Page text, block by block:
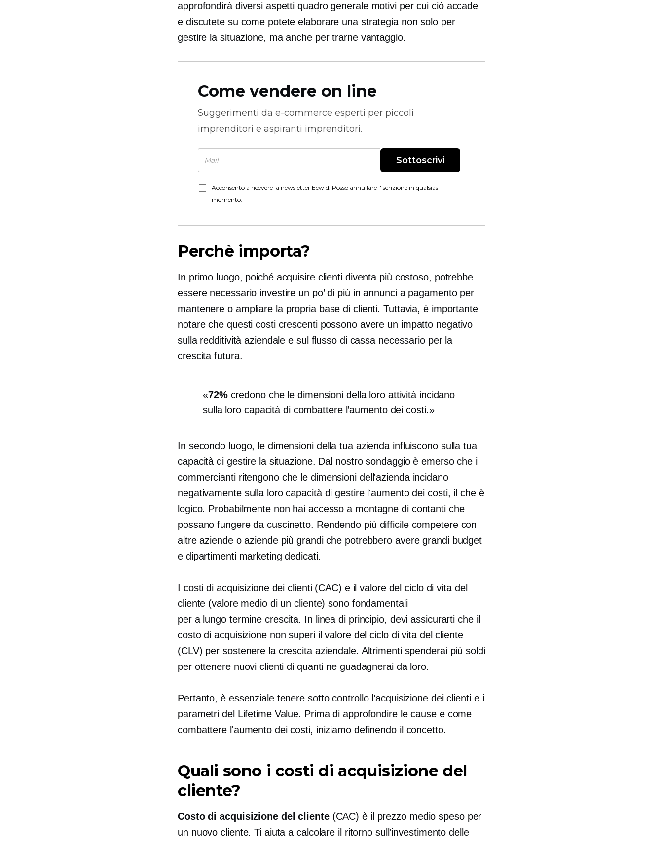
approfondirà diversi aspettiquadro generalemotivi per cui ciò accade
e discutete su come potete elaborare una strategia non solo per
gestire la situazione, ma anche per trarne vantaggio.
Come vendere on line
Suggerimenti da e-commerce esperti per piccoli
imprenditori e aspiranti imprenditori.
Sottoscrivi
Acconsento a ricevere la newsletter Ecwid. Posso annullare l'iscrizione in qualsiasi
momento.
Perchè importa?
In primo luogo, poiché acquisire clienti diventa più costoso, potrebbe
essere necessario investire un po’ di più in annunci a pagamento per
mantenere o ampliare la propria base di clienti. Tuttavia, è importante
notare che questi costi crescenti possono avere un impatto negativo
sulla redditività aziendale e sul flusso di cassa necessario per la
crescita futura.
72%credono che le dimensioni della loro attività incidano
sulla loro capacità di combattere l’aumento dei costi.
In secondo luogo, le dimensioni della tua azienda influiscono sulla tua
capacità di gestire la situazione. Dal nostro sondaggio è emerso che i
commercianti ritengono che le dimensioni dell'azienda incidano
negativamente sulla loro capacità di gestire l'aumento dei costi, il che è
logico. Probabilmente non hai accesso a montagne di contanti che
possano fungere da cuscinetto. Rendendo più difficile competere con
altre aziende o aziende più grandi che potrebbero avere grandi budget
e dipartimenti marketing dedicati.
I costi di acquisizione dei clienti (CAC) e il valore del ciclo di vita del
cliente (valore medio di un cliente) sono fondamentali
per a lungo termine crescita. In linea di principio, devi assicurarti che il
costo di acquisizione non superi il valore del ciclo di vita del cliente
(CLV) per sostenere la crescita aziendale. Altrimenti spenderai più soldi
per ottenere nuovi clienti di quanti ne guadagnerai da loro.
Pertanto, è essenziale tenere sotto controllo l’acquisizione dei clienti e i
parametri del Lifetime Value. Prima di approfondire le cause e come
combattere l'aumento dei costi, iniziamo definendo il concetto.
Quali sono i costi di acquisizione del
cliente?
Costo di acquisizione del cliente(CAC) è il prezzo medio speso per
un nuovo cliente. Ti aiuta a calcolare il ritorno sull'investimento delle